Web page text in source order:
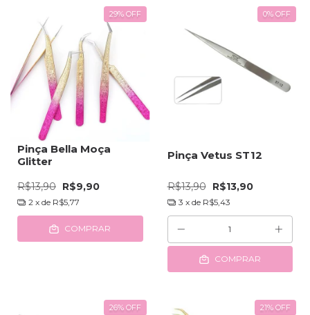
29% OFF
Pinça Bella Moça
Glitter
R$13,90 R$9,90
2 x de R$5,77
COMPRAR
0% OFF
Pinça Vetus ST12
R$13,90 R$13,90
3 x de R$5,43
COMPRAR
26% OFF 21% OFF